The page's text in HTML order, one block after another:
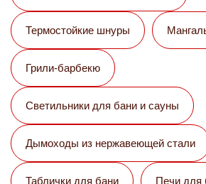
Термостойкие шнуры
Грили-барбекю
Светильники для бани и сауны
Дымоходы из нержавеющей стали
Таблички для бани Печи для